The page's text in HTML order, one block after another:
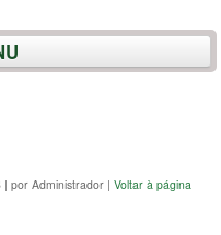
| por Administrador | Voltar à página